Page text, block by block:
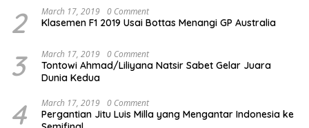
2 March 17, 2019 0 Comment
Klasemen F1 2019 Usai Bottas Menangi GP Australia
3 March 17, 2019 0 Comment
Tontowi Ahmad/Liliyana Natsir Sabet Gelar Juara
Dunia Kedua
4 March 17, 2019 0 Comment
Pergantian Jitu Luis Milla yang Mengantar Indonesia ke